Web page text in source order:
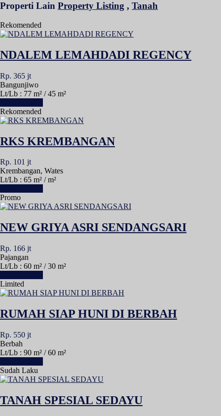
Properti Lain Property Listing , Tanah
Rekomended
NDALEM LEMAHDADI REGENCY
Rp. 365 jt
Bangunjiwo
Lt/Lb : 77 m² / 45 m²
Rekomended
RKS KREMBANGAN
Rp. 101 jt
Krembangan, Wates
Lt/Lb : 65 m² / m²
Promo
NEW GRIYA ASRI SENDANGSARI
Rp. 166 jt
Pajangan
Lt/Lb : 60 m² / 30 m²
Limited
RUMAH SIAP HUNI DI BERBAH
Rp. 550 jt
Berbah
Lt/Lb : 90 m² / 60 m²
Sudah Laku
TANAH SPESIAL SEDAYU